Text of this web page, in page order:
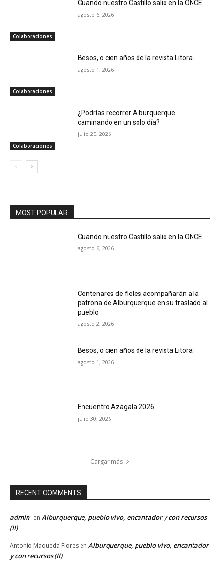
Colaboraciones
Cuando nuestro Castillo salió en la ONCE
agosto 6, 2026
Colaboraciones
Besos, o cien años de la revista Litoral
agosto 1, 2026
Colaboraciones
¿Podrías recorrer Alburquerque
caminando en un solo día?
julio 25, 2026
MOST POPULAR
Cuando nuestro Castillo salió en la ONCE
agosto 6, 2026
Centenares de fieles acompañarán a la
patrona de Alburquerque en su traslado al
pueblo
agosto 2, 2026
Besos, o cien años de la revista Litoral
agosto 1, 2026
Encuentro Azagala 2026
julio 30, 2026
Cargar más
RECENT COMMENTS
admin en Alburquerque, pueblo vivo, encantador y con recursos
(II)
Antonio Maqueda Flores en Alburquerque, pueblo vivo, encantador
y con recursos (II)